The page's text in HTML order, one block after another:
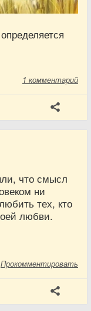
1 комментарий
что смысл
ни
тех, кто
любви.
Прокомментировать